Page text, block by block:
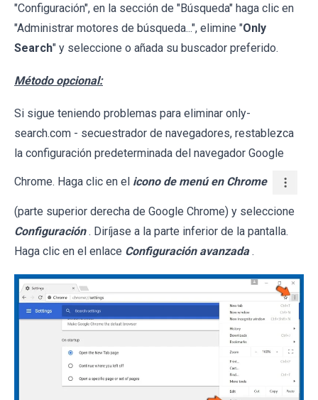
"Configuración", en la sección de "Búsqueda" haga clic en
"Administrar motores de búsqueda...", elimine "Only
Search" y seleccione o añada su buscador preferido.
Método opcional:
Si sigue teniendo problemas para eliminar only-
search.com - secuestrador de navegadores, restablezca
la configuración predeterminada del navegador Google
Chrome. Haga clic en el icono de menú en Chrome
(parte superior derecha de Google Chrome) y seleccione
Configuración . Diríjase a la parte inferior de la pantalla.
Haga clic en el enlace Configuración avanzada .